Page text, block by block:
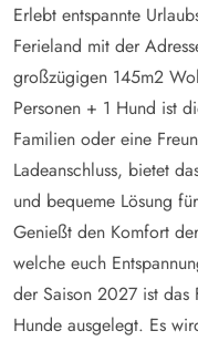
Erlebt entspannte
Ferieland mit der
großzügigen 145m2
Personen + 1 Hund ist
Familien oder eine
Ladeanschluss, bietet
und bequeme Lösung
Genießt den Komfort
welche euch
der Saison 2027 ist das
Hunde ausgelegt. Es